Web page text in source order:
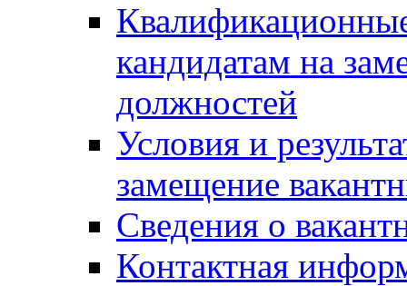
кандидатам на
должностей
Условия и
замещение
Сведения о
Контактная